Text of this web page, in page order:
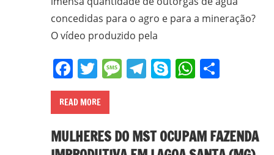
concedidas para o agro e para a mineração?
O vídeo produzido pela
Facebook
Twitter
Message
Telegram
SkypeShare
READ MORE
MULHERES DO MST OCUPAM FAZENDA